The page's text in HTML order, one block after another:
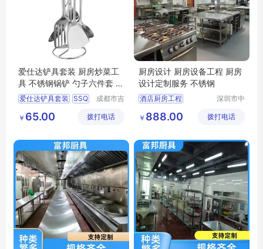
爱仕达铲具套装 厨房炒菜工
具 不锈钢锅铲 勺子六件套 S
SQ-06G-UGO
爱仕达铲具套装 SSQ
厨房炒菜工具
成都市吉
技有限公
￥ 65.00 拨打电话
厨房设计 厨房设备工程 厨房
设计定制服务 不锈钢
酒店厨房工程
厨房工程 厨具设备
深圳市中
备有限公
￥ 888.00 拨打电话